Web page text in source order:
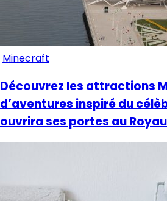
Minecraft
Découvrez les attractions
d’aventures inspiré du
ouvrira ses portes au